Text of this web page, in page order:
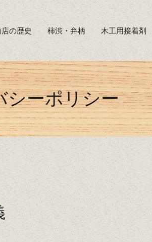
の歴史 柿渋・弁柄 木工用接着剤
シーポリシー